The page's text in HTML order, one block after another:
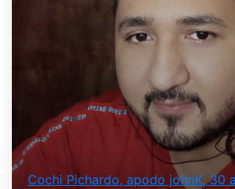
Cochi Pichardo, apodo johnK, 30